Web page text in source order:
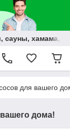
хамама,
для вашего
дома!